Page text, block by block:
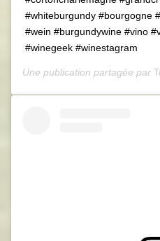
#whiteburgundy #bourgogne
#wein #burgundywine #vino
#winegeek #winestagram
Une publication partagée par